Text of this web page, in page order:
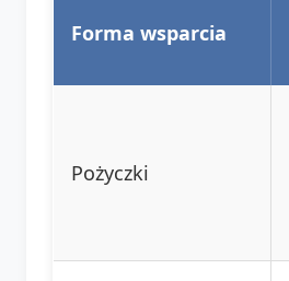
Forma wsparcia
Pożyczki